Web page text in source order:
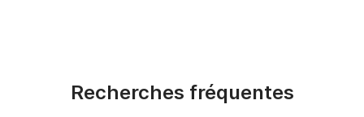
Recherches fréquentes